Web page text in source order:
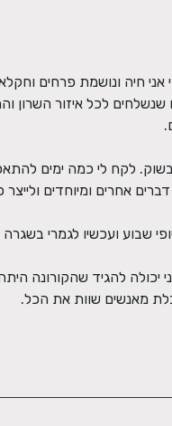
מאנשים שוות את הכל.